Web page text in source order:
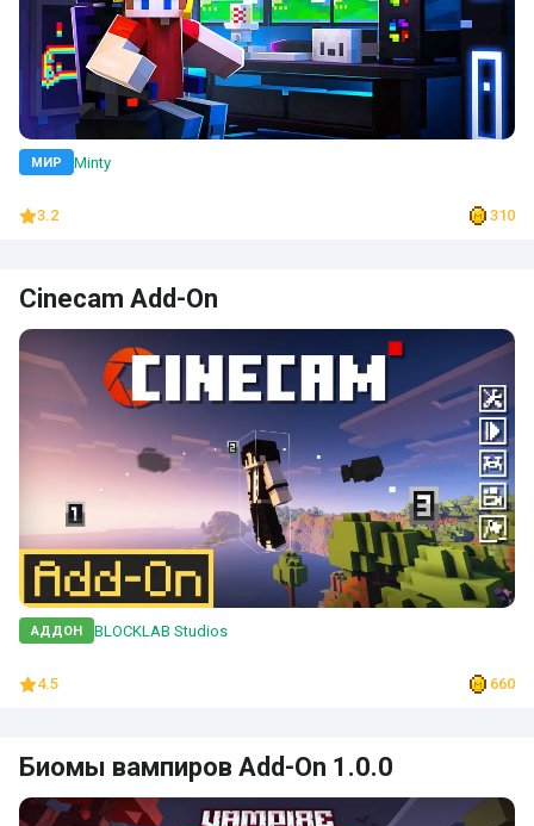
МИР Minty
3.2 310
Cinecam Add-On
АДДОН BLOCKLAB Studios
4.5 660
Биомы вампиров Add-On 1.0.0